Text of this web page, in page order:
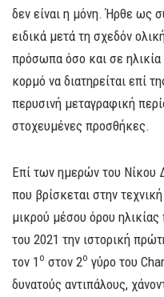
δεν είναι η μόνη. Ήρθε ως
ειδικά μετά τη σχεδόν
πρόσωπα όσο και σε ηλικία
κορμό να διατηρείται επί
περυσινή μεταγραφική
στοχευμένες προσθήκες.
Επί των ημερών του Νίκου
που βρίσκεται στην
μικρού μέσου όρου
του 2021 την ιστορική
τον 1ο στον 2ο γύρο του
δυνατούς αντιπάλους,